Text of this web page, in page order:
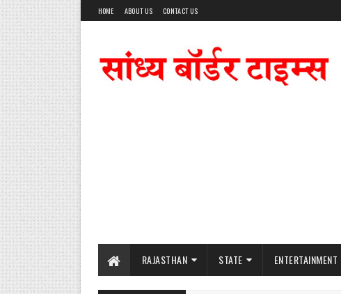
HOME ABOUT US CONTACT US
RAJASTHAN STATE ENTERTAINMENT